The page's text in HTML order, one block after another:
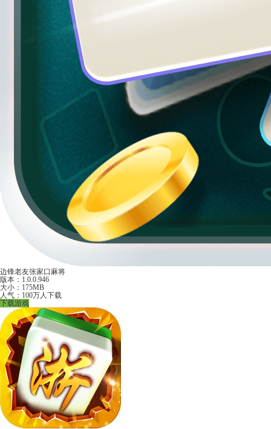
边锋老友张家口麻将
版本：1.0.0.946
大小：175MB
人气：100万人下载
下载游戏